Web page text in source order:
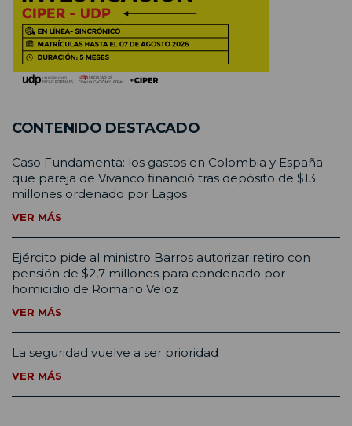
CONTENIDO DESTACADO
Caso Fundamenta: los gastos en Colombia y España
que pareja de Vivanco financió tras depósito de $13
millones ordenado por Lagos
VER MÁS
Ejército pide al ministro Barros autorizar retiro con
pensión de $2,7 millones para condenado por
homicidio de Romario Veloz
VER MÁS
La seguridad vuelve a ser prioridad
VER MÁS